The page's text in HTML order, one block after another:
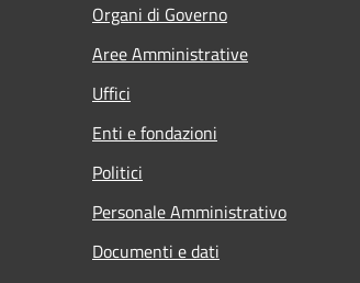
Organi di Governo
Aree Amministrative
Uffici
Enti e fondazioni
Politici
Personale Amministrativo
Documenti e dati